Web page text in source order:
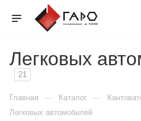
Легковых
21
Главная — Каталог —
Легковых автомобилей